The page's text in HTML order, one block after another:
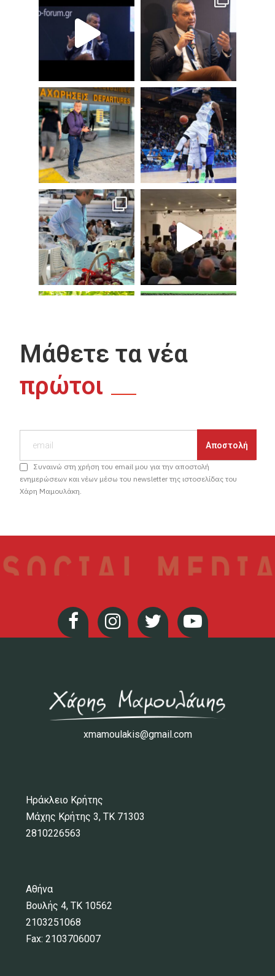
Μάθετε τα νέα
πρώτοι
Συναινώ στη χρήση του email μου για την αποστολή
ενημερώσεων και νέων μέσω του newsletter της ιστοσελίδας του
Χάρη Μαμουλάκη.
xmamoulakis@gmail.com
Ηράκλειο Κρήτης
Μάχης Κρήτης 3, ΤΚ 71303
2810226563
Αθήνα
Βουλής 4, ΤΚ 10562
2103251068
Fax: 2103706007